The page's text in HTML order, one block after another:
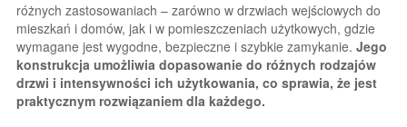
różnych zastosowaniach – zarówno w drzwiach wejściowych do
mieszkań i domów, jak i w pomieszczeniach użytkowych, gdzie
wymagane jest wygodne, bezpieczne i szybkie zamykanie. Jego
konstrukcja umożliwia dopasowanie do różnych rodzajów
drzwi i intensywności ich użytkowania, co sprawia, że jest
praktycznym rozwiązaniem dla każdego.